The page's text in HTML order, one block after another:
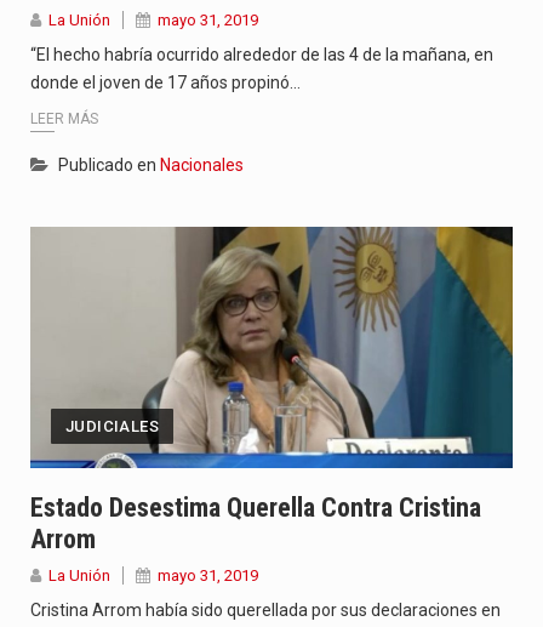
La Unión mayo 31, 2019
“El hecho habría ocurrido alrededor de las 4 de la mañana, en
donde el joven de 17 años propinó…
LEER MÁS
Publicado en Nacionales
JUDICIALES
Estado Desestima Querella Contra Cristina
Arrom
La Unión mayo 31, 2019
Cristina Arrom había sido querellada por sus declaraciones en